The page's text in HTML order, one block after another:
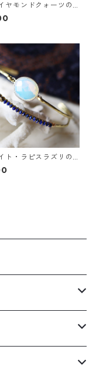
ヤモンドクォーツの
ス
ト・ラピスラズリの2
ル